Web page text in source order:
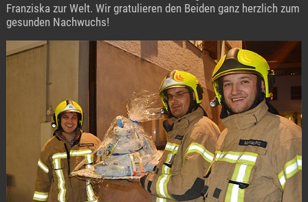
Franziska zur Welt. Wir gratulieren den Beiden ganz herzlich zum
gesunden Nachwuchs!